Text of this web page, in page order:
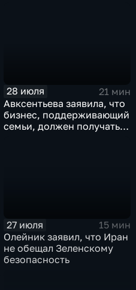
28 июля
21 мин
Авксентьева заявила, что
бизнес, поддерживающий
семьи, должен получать
27 июля
15 мин
Олейник заявил, что Иран
не обещал Зеленскому
безопасность